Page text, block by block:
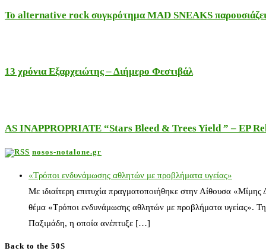
Το alternative rock συγκρότημα MAD SNEAKS
13 χρόνια Εξαρχειώτης – Διήμερο Φεστιβάλ
AS INAPPROPRIATE “Stars Bleed & Trees Yield ” – EP
nosos-notalone.gr
«Τρόποι ενδυνάμωσης αθλητών με προβλήματα υγείας»
Με ιδιαίτερη επιτυχία πραγματοποιήθηκε στην Αίθουσα
θέμα «Τρόποι ενδυνάμωσης αθλητών με προβλήματα υγείας».
Παξιμάδη, η οποία ανέπτυξε […]
Back to the 50S